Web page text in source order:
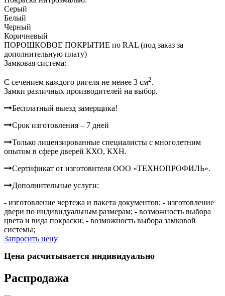
Серый
Белый
Черный
Коричневый
ПОРОШКОВОЕ ПОКРЫТИЕ по RAL (под заказ за
дополнительную плату)
Замковая система:
C сечением каждого ригеля не менее 3 см2.
Замки различных производителей на выбор.
Бесплатный выезд замерщика!
Срок изготовления – 7 дней
Только лицензированные специалисты с многолетним
опытом в сфере дверей КХО, КХН.
Сертификат от изготовителя ООО «ТЕХНОПРОФИЛЬ».
Дополнительные услуги:
- изготовление чертежа и пакета документов; - изготовление
двери по индивидуальным размерам; - возможность выбора
цвета и вида покраски; - возможность выбора замковой
системы;
Запросить цену
Цена расчитывается индивидуально
Распродажа